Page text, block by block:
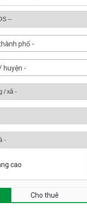
phố -
huyện -
cao
Cho thuê